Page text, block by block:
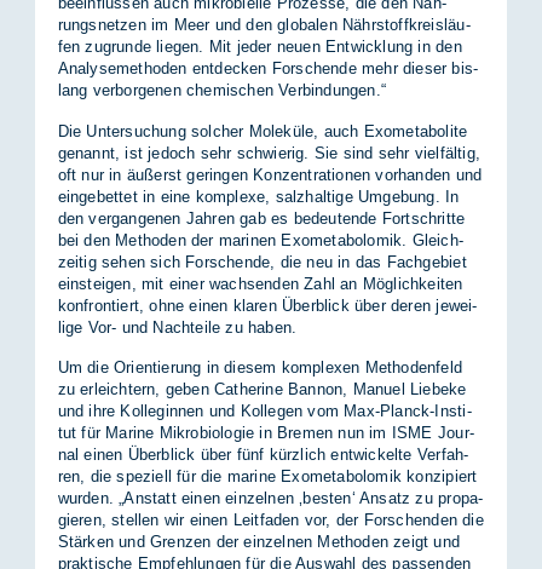
rungs­net­zen im Meer und den glo­ba­len Nähr­stoff­kreis­läu­
fen zu­grun­de lie­gen. Mit je­der neu­en Ent­wick­lung in den
Ana­ly­se­me­tho­den ent­de­cken For­schen­de mehr die­ser bis­
lang ver­bor­ge­nen che­mi­schen Ver­bin­dun­gen.“
Die Un­ter­su­chung sol­cher Mo­le­kü­le, auch Exo­me­ta­bo­li­te
ge­nannt, ist je­doch sehr schwie­rig. Sie sind sehr viel­fäl­tig,
oft nur in äu­ßerst ge­rin­gen Kon­zen­tra­tio­nen vor­han­den und
ein­ge­bet­tet in eine kom­ple­xe, salz­hal­ti­ge Um­ge­bung. In
den ver­gan­ge­nen Jah­ren gab es be­deu­ten­de Fort­schrit­te
bei den Me­tho­den der ma­ri­nen Exo­me­ta­bo­lo­mik. Gleich­
zei­tig se­hen sich For­schen­de, die neu in das Fach­ge­biet
ein­stei­gen, mit ei­ner wach­sen­den Zahl an Mög­lich­kei­ten
kon­fron­tiert, ohne ei­nen kla­ren Über­blick über de­ren je­wei­
li­ge Vor- und Nach­tei­le zu ha­ben.
Um die Ori­en­tie­rung in die­sem kom­ple­xen Me­tho­den­feld
zu er­leich­tern, ge­ben Ca­the­ri­ne Ban­non, Ma­nu­el Lie­be­ke
und ihre Kol­le­gin­nen und Kol­le­gen vom Max-Planck-In­sti­
tut für Ma­ri­ne Mi­kro­bio­lo­gie in Bre­men nun im ISME Jour­
nal ei­nen Über­blick über fünf kürz­lich ent­wi­ckel­te Ver­fah­
ren, die spe­zi­ell für die ma­ri­ne Exo­me­ta­bo­lo­mik kon­zi­piert
wur­den. „An­statt ei­nen ein­zel­nen ‚bes­ten‘ An­satz zu pro­pa­
gie­ren, stel­len wir ei­nen Leit­fa­den vor, der For­schen­den die
Stär­ken und Gren­zen der ein­zel­nen Me­tho­den zeigt und
prak­ti­sche Emp­feh­lun­gen für die Aus­wahl des pas­sen­den